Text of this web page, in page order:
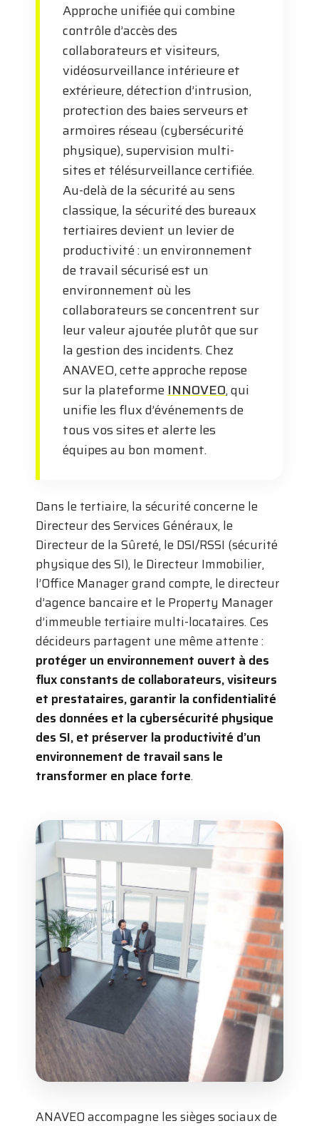
Approche unifiée qui combine
contrôle d’accès des
collaborateurs et visiteurs,
vidéosurveillance intérieure et
extérieure, détection d’intrusion,
protection des baies serveurs et
armoires réseau (cybersécurité
physique), supervision multi-
sites et télésurveillance certifiée.
Au-delà de la sécurité au sens
classique, la sécurité des bureaux
tertiaires devient un levier de
productivité : un environnement
de travail sécurisé est un
environnement où les
collaborateurs se concentrent sur
leur valeur ajoutée plutôt que sur
la gestion des incidents. Chez
ANAVEO, cette approche repose
sur la plateformeINNOVEO, qui
unifie les flux d’événements de
tous vos sites et alerte les
équipes au bon moment.
Dans le tertiaire, la sécurité concerne le
Directeur des Services Généraux, le
Directeur de la Sûreté, le DSI/RSSI (sécurité
physique des SI), le Directeur Immobilier,
l’Office Manager grand compte, le directeur
d’agence bancaire et le Property Manager
d’immeuble tertiaire multi-locataires. Ces
décideurs partagent une même attente :
protéger un environnement ouvert à des
flux constants de collaborateurs, visiteurs
et prestataires, garantir la confidentialité
des données et la cybersécurité physique
des SI, et préserver la productivité d’un
environnement de travail sans le
transformer en place forte.
ANAVEO accompagne les sièges sociaux de